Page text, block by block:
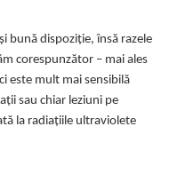
bună dispoziție, însă razele
corespunzător – mai ales
este mult mai sensibilă
sau chiar leziuni pe
la radiațiile ultraviolete